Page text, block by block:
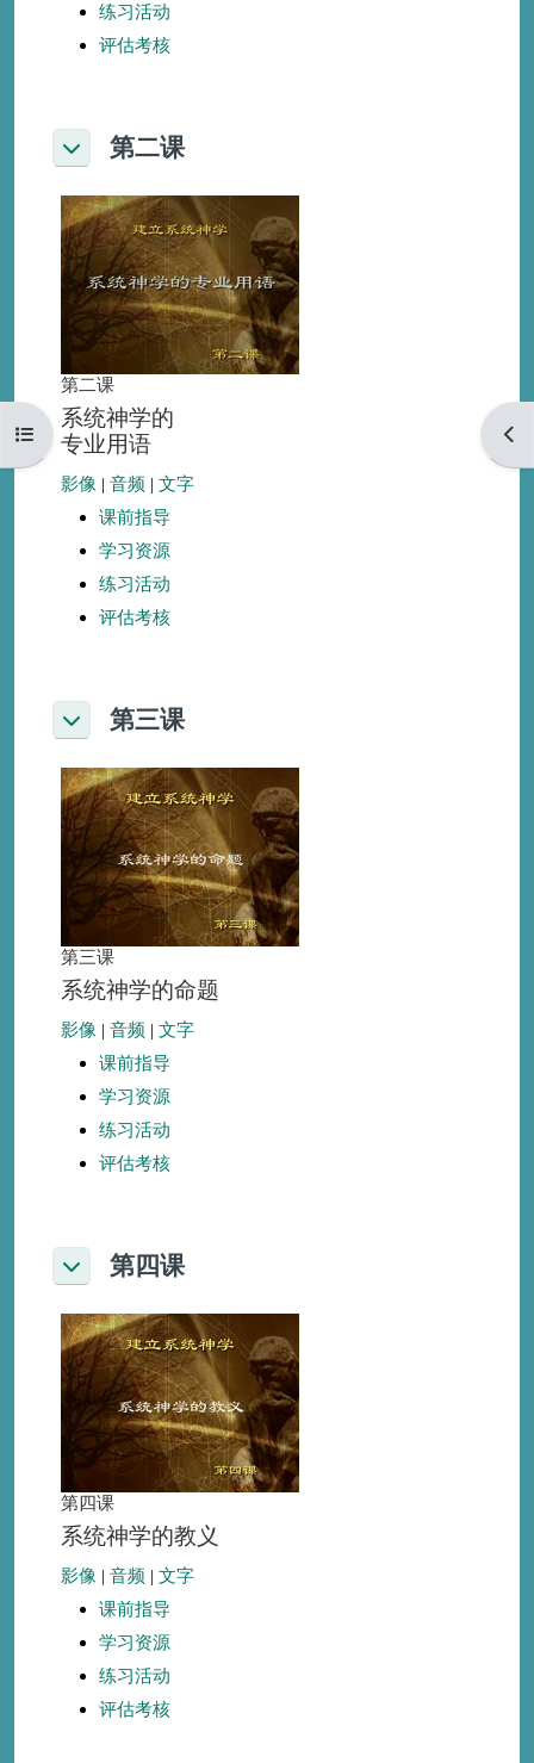
打开课程索引 打
练习活动
评估考核
折叠 第二课
第二课
系统神学的
专业用语
影像 | 音频 | 文字
课前指导
学习资源
练习活动
评估考核
折叠 第三课
第三课
系统神学的命题
影像 | 音频 | 文字
课前指导
学习资源
练习活动
评估考核
折叠 第四课
第四课
系统神学的教义
影像 | 音频 | 文字
课前指导
学习资源
练习活动
评估考核